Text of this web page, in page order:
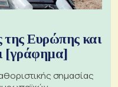
Ευρώπης και
[γράφημα]
σημασίας